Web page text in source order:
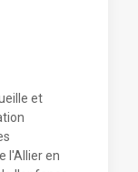
et
l'Allier en